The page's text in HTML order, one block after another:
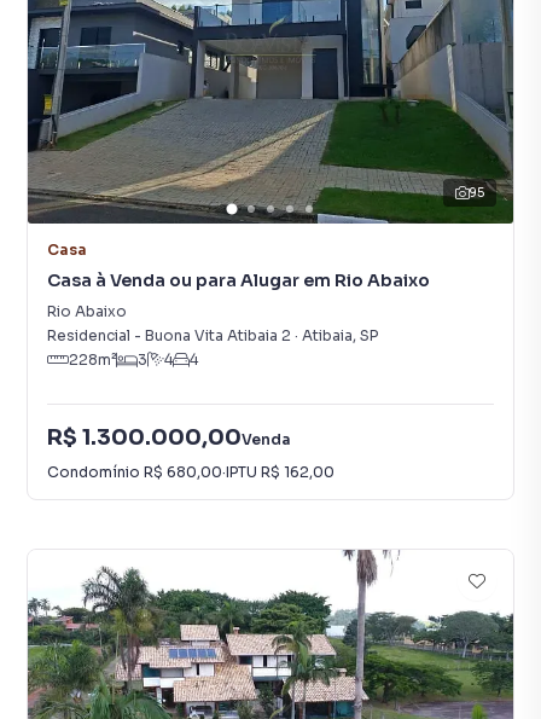
95
Casa
Casa à Venda ou para Alugar em Rio Abaixo
Rio Abaixo
Residencial - Buona Vita Atibaia 2 · Atibaia, SP
228m² 3 4 4
R$ 1.300.000,00Venda
Condomínio R$ 680,00·IPTU R$ 162,00